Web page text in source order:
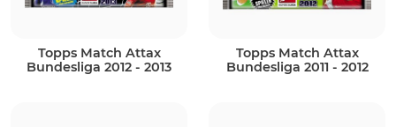
Topps Match Attax
Bundesliga 2012 - 2013
Topps Match Attax
Bundesliga 2011 - 2012